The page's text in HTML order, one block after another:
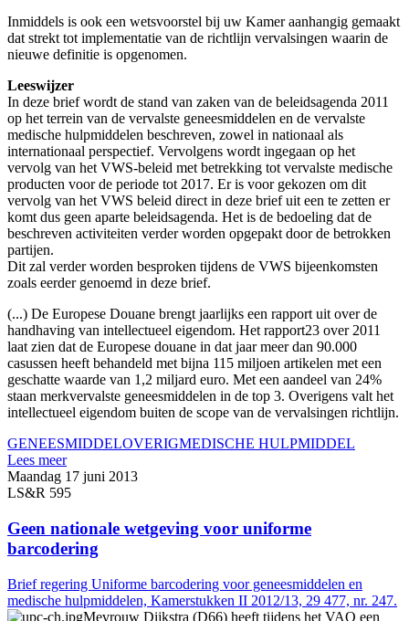
Inmiddels is ook een wetsvoorstel bij uw Kamer aanhangig gemaakt
dat strekt tot implementatie van de richtlijn vervalsingen waarin de
nieuwe definitie is opgenomen.
Leeswijzer
In deze brief wordt de stand van zaken van de beleidsagenda 2011
op het terrein van de vervalste geneesmiddelen en de vervalste
medische hulpmiddelen beschreven, zowel in nationaal als
internationaal perspectief. Vervolgens wordt ingegaan op het
vervolg van het VWS-beleid met betrekking tot vervalste medische
producten voor de periode tot 2017. Er is voor gekozen om dit
vervolg van het VWS beleid direct in deze brief uit een te zetten er
komt dus geen aparte beleidsagenda. Het is de bedoeling dat de
beschreven activiteiten verder worden opgepakt door de betrokken
partijen.
Dit zal verder worden besproken tijdens de VWS bijeenkomsten
zoals eerder genoemd in deze brief.
(...) De Europese Douane brengt jaarlijks een rapport uit over de
handhaving van intellectueel eigendom. Het rapport23 over 2011
laat zien dat de Europese douane in dat jaar meer dan 90.000
casussen heeft behandeld met bijna 115 miljoen artikelen met een
geschatte waarde van 1,2 miljard euro. Met een aandeel van 24%
staan merkvervalste geneesmiddelen in de top 3. Overigens valt het
intellectueel eigendom buiten de scope van de vervalsingen richtlijn.
GENEESMIDDELOVERIGMEDISCHE HULPMIDDEL
Lees meer
Maandag 17 juni 2013
LS&R 595
Geen nationale wetgeving voor uniforme
barcodering
Brief regering Uniforme barcodering voor geneesmiddelen en
medische hulpmiddelen, Kamerstukken II 2012/13, 29 477, nr. 247.
Mevrouw Dijkstra (D66) heeft tijdens het VAO een